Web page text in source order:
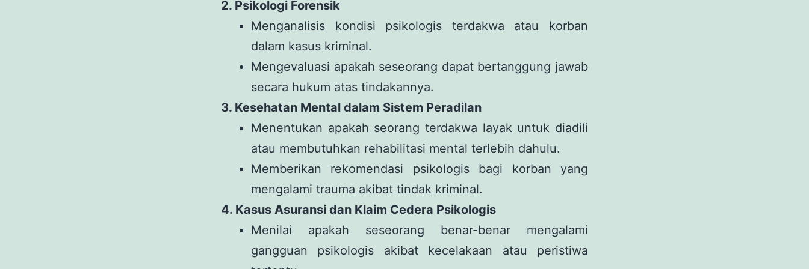
2. Psikologi Forensik
Menganalisis kondisi psikologis terdakwa atau korban
dalam kasus kriminal.
Mengevaluasi apakah seseorang dapat bertanggung jawab
secara hukum atas tindakannya.
3. Kesehatan Mental dalam Sistem Peradilan
Menentukan apakah seorang terdakwa layak untuk diadili
atau membutuhkan rehabilitasi mental terlebih dahulu.
Memberikan rekomendasi psikologis bagi korban yang
mengalami trauma akibat tindak kriminal.
4. Kasus Asuransi dan Klaim Cedera Psikologis
Menilai apakah seseorang benar-benar mengalami
gangguan psikologis akibat kecelakaan atau peristiwa